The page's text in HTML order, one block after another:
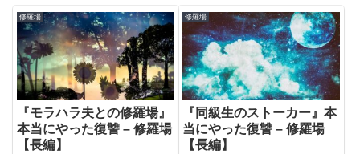
修羅場
『モラハラ夫との修羅場』
本当にやった復讐 – 修羅場
【長編】
修羅場
『同級生のストーカー』本
当にやった復讐 – 修羅場
【長編】